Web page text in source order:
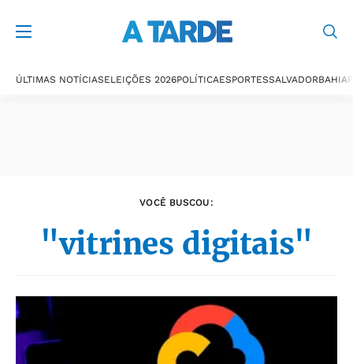
ÚLTIMAS NOTÍCIASELEIÇÕES 2026POLÍTICAESPORTESSALVADORBAHIA
VOCÊ BUSCOU:
"vitrines digitais"